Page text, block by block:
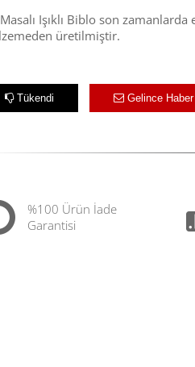
Masalı Işıklı Biblo son
üretilmiştir.
Tükendi Gelince Haber
%100 Ürün İade
Garantisi